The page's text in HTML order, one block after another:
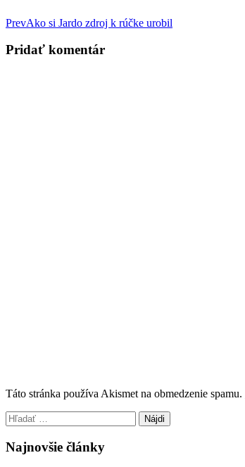
Post
navigation
PrevAko si Jardo zdroj k rúčke urobil
Pridať komentár
Táto stránka používa Akismet na obmedzenie spamu.
Hľadať:
Najnovšie články